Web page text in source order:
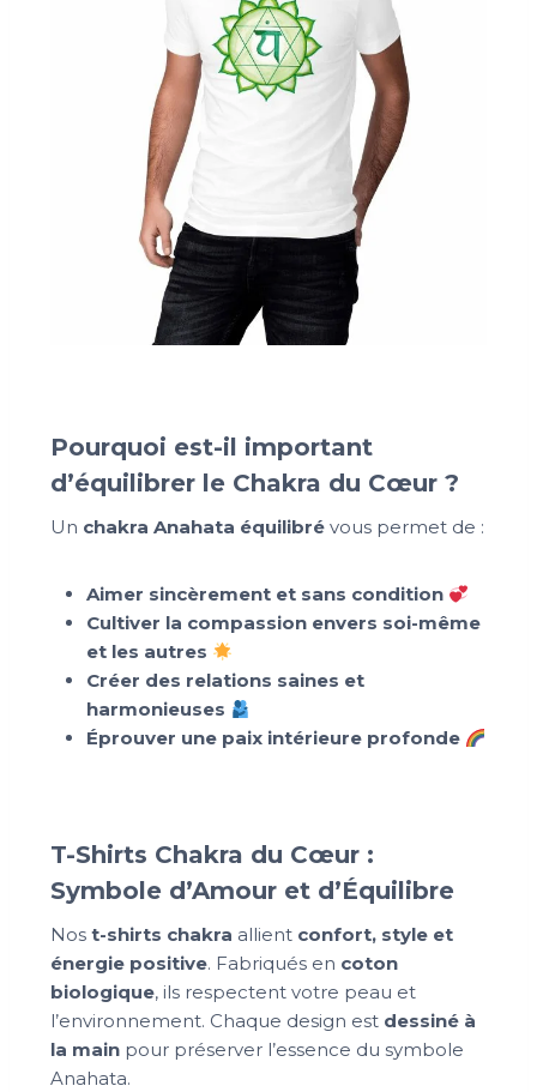
Pourquoi est-il important
d’équilibrer le Chakra du Cœur ?
Un chakra Anahata équilibré vous permet de :
Aimer sincèrement et sans condition
Cultiver la compassion envers soi-même
et les autres
Créer des relations saines et
harmonieuses
Éprouver une paix intérieure profonde
T-Shirts Chakra du Cœur :
Symbole d’Amour et d’Équilibre
Nos t-shirts chakra allient confort, style et
énergie positive. Fabriqués en coton
biologique, ils respectent votre peau et
l’environnement. Chaque design est dessiné à
la main pour préserver l’essence du symbole
Anahata.